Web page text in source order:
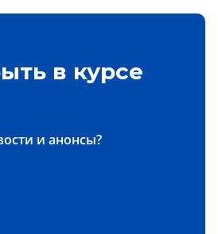
в курсе
и анонсы?